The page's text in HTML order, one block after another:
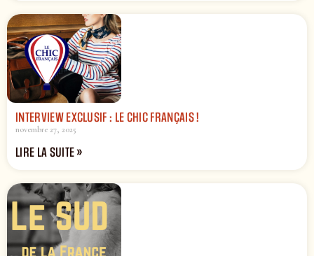
INTERVIEW EXCLUSIF : LE CHIC FRANÇAIS !
novembre 27, 2025
LIRE LA SUITE »